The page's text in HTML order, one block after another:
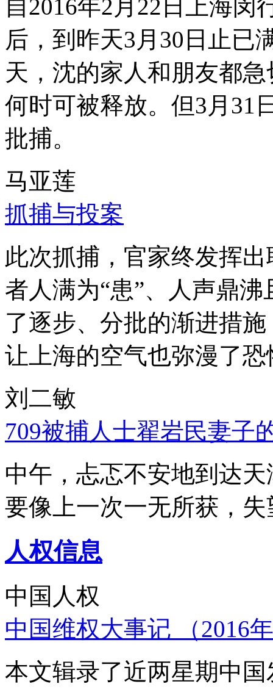
自2016年2月22日上海
后，到昨天3月30日止已
天，沈的家人和朋友都
何时可被释放。但3月31
批捕。
马亚莲
抓捕与投案
此次抓捕，官家终发挥
者人满为“患”、人声鼎
了逐步、分批的渐进措
让上海的空气也弥漫了
刘二敏
709被捕人士翟岩民妻子
中午，忐忑不安地到达
要像上一次一无所获，
人权信息
中国人权
中国维权大事记 （2016
本文辑录了近两星期中